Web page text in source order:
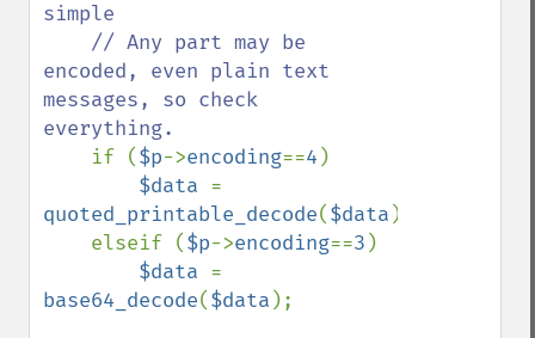
simple
encoded, even plain text
messages, so check
everything.
if ($p->encoding==4 )
$data
quoted_printable_decode($data );
    elseif (
$p->encoding==3 )
$data
base64_decode($data );